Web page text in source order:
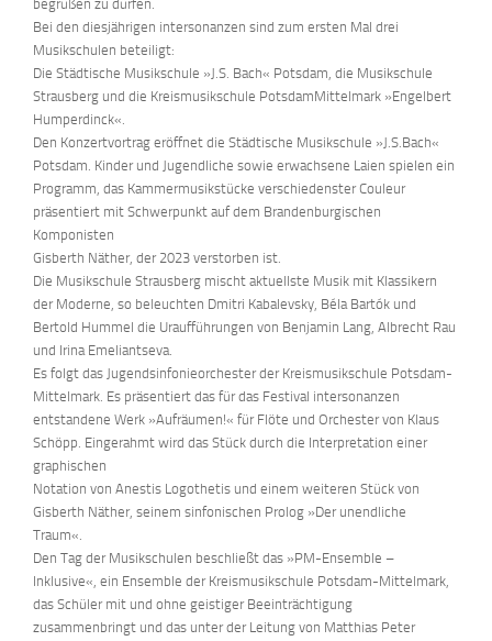
begrüßen zu dürfen.
Bei den diesjährigen intersonanzen sind zum ersten Mal drei
Musikschulen beteiligt:
Die Städtische Musikschule »J.S. Bach« Potsdam, die Musikschule
Strausberg und die Kreismusikschule PotsdamMittelmark »Engelbert
Humperdinck«.
Den Konzertvortrag eröffnet die Städtische Musikschule »J.S.Bach«
Potsdam. Kinder und Jugendliche sowie erwachsene Laien spielen ein
Programm, das Kammermusikstücke verschiedenster Couleur
präsentiert mit Schwerpunkt auf dem Brandenburgischen
Komponisten
Gisberth Näther, der 2023 verstorben ist.
Die Musikschule Strausberg mischt aktuellste Musik mit Klassikern
der Moderne, so beleuchten Dmitri Kabalevsky, Béla Bartók und
Bertold Hummel die Uraufführungen von Benjamin Lang, Albrecht Rau
und Irina Emeliantseva.
Es folgt das Jugendsinfonieorchester der Kreismusikschule Potsdam-
Mittelmark. Es präsentiert das für das Festival intersonanzen
entstandene Werk »Aufräumen!« für Flöte und Orchester von Klaus
Schöpp. Eingerahmt wird das Stück durch die Interpretation einer
graphischen
Notation von Anestis Logothetis und einem weiteren Stück von
Gisberth Näther, seinem sinfonischen Prolog »Der unendliche
Traum«.
Den Tag der Musikschulen beschließt das »PM-Ensemble –
Inklusive«, ein Ensemble der Kreismusikschule Potsdam-Mittelmark,
das Schüler mit und ohne geistiger Beeinträchtigung
zusammenbringt und das unter der Leitung von Matthias Peter